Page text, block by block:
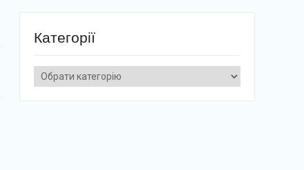
Категорії
Категорії